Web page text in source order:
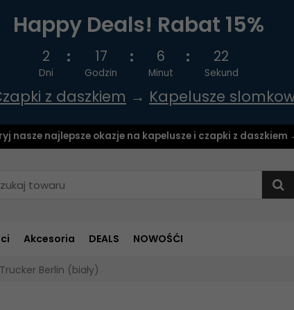
Happy Deals! Rabat 15%
2
Dni
17
Godzin
6
Minut
21
Sekund
z daszkiem → Kapelusze
nasze najlepsze okazje na kapelusze i czapki z daszkiem
Akcesoria DEALS NOWOŚĆI
Berlin (biały)